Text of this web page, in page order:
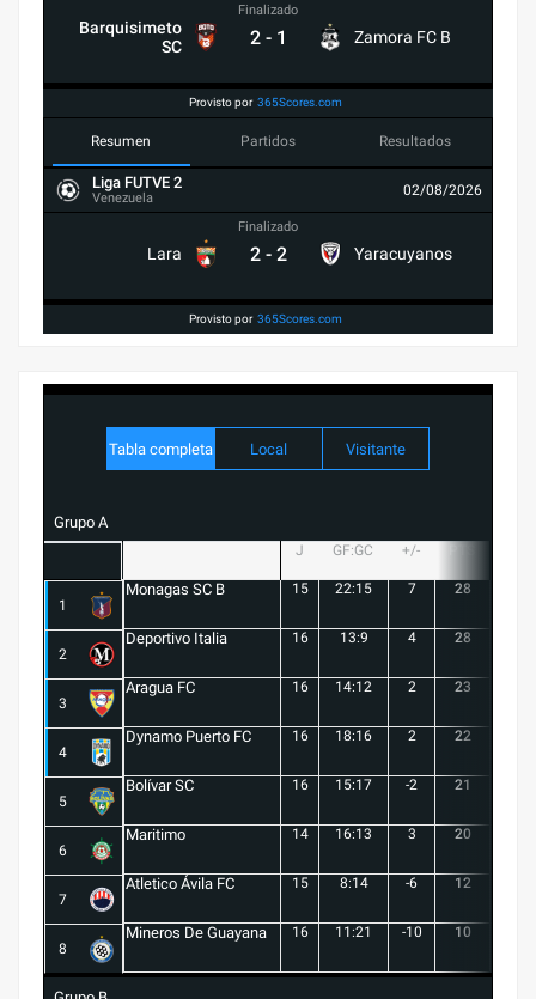
Barquisimeto
SC
Finalizado
2 - 1 Zamora FC B
Provisto por 365Scores.com
Resumen Partidos Resultados
Liga FUTVE 2
Venezuela 02/08/2026
Lara
Finalizado
2 - 2 Yaracuyanos
Provisto por 365Scores.com
Tabla completa Local Visitante
Grupo A
J GF:GC +/-
1
Monagas SC B 15 22:15 7 28
2
Deportivo Italia 16 13:9 4 28
3
Aragua FC 16 14:12 2 23
4
Dynamo Puerto FC 16 18:16 2 22
5
Bolívar SC 16 15:17 -2 21
6
Maritimo 14 16:13 3 20
7
Atletico Ávila FC 15 8:14 -6 12
8
Mineros De Guayana 16 11:21 -10 10